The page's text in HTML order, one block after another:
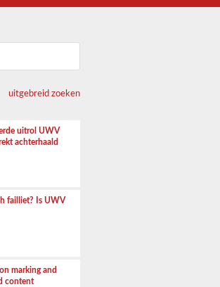
uitgebreid zoeken
uitrol UWV
achterhaald
failliet? Is UWV
marking and
content